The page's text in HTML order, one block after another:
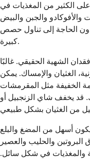
على الكثير من المغذيات في
والجبن والبيض
الحاجة إلى تناول حصص
كبيرة.
الشهية الحقيقي. غالبًا
الغثيان والإمساك. يمكن
الخفيفة مثل المقرمشات
قد يخفف شاي الزنجبيل أو
أسهل من المضغ والبلع
والحليب والعصير
والمغذيات في شكل سائل.